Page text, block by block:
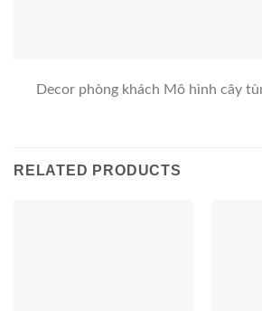
Decor phòng khách Mô hình cây
RELATED PRODUCTS